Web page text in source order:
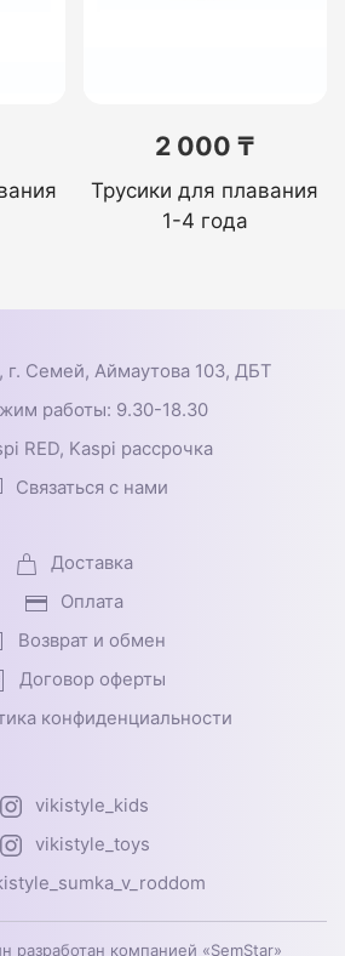
2 000 ₸
Трусики для плавания
1-4 года
г. Семей, Аймаутова 103, ДБТ
работы: 9.30-18.30
RED, Kaspi рассрочка
Связаться с нами
Доставка
Оплата
Возврат и обмен
Договор оферты
конфиденциальности
vikistyle_kids
vikistyle_toys
разработан компанией «SemStar»